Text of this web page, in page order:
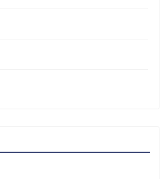
Wine